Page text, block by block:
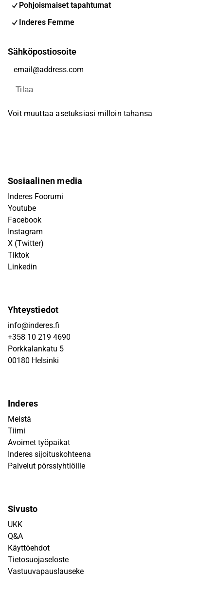
Pohjoismaiset tapahtumat
Inderes Femme
Sähköpostiosoite
Tilaa
Voit muuttaa asetuksiasi milloin tahansa
Sosiaalinen media
Inderes Foorumi
Youtube
Facebook
Instagram
X (Twitter)
Tiktok
Linkedin
Yhteystiedot
info@inderes.fi
+358 10 219 4690
Porkkalankatu 5
00180 Helsinki
Inderes
Meistä
Tiimi
Avoimet työpaikat
Inderes sijoituskohteena
Palvelut pörssiyhtiöille
Sivusto
UKK
Q&A
Käyttöehdot
Tietosuojaseloste
Vastuuvapauslauseke